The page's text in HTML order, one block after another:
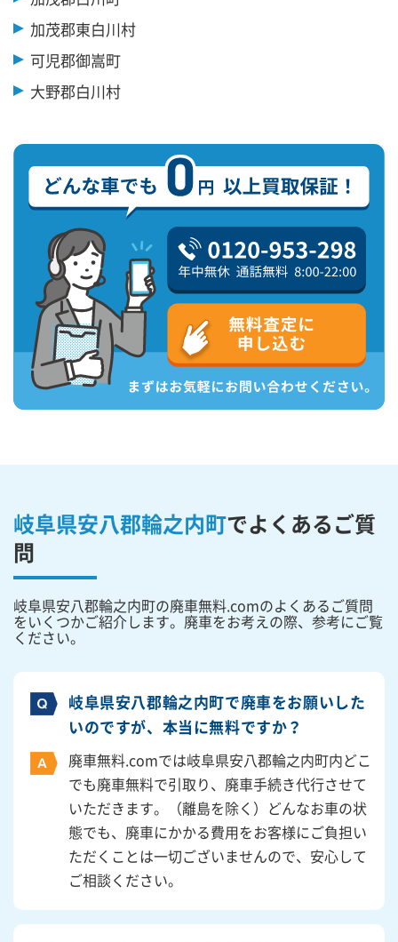
加茂郡東白川村
可児郡御嵩町
大野郡白川村
岐阜県安八郡輪之内町でよくあるご質
問
岐阜県安八郡輪之内町の廃車無料.comのよくあるご質問
をいくつかご紹介します。廃車をお考えの際、参考にご覧
ください。
岐阜県安八郡輪之内町で廃車をお願いした
いのですが、本当に無料ですか？
廃車無料.comでは岐阜県安八郡輪之内町内どこ
でも廃車無料で引取り、廃車手続き代行させて
いただきます。（離島を除く）どんなお車の状
態でも、廃車にかかる費用をお客様にご負担い
ただくことは一切ございませんので、安心して
ご相談ください。